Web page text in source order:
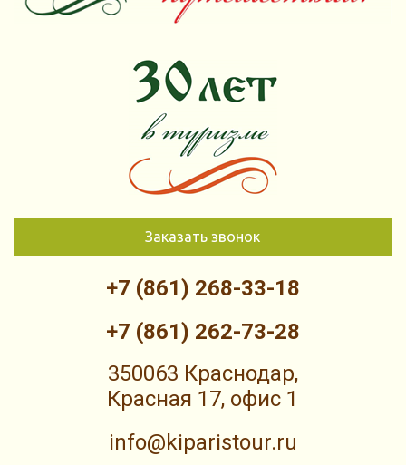
Заказать звонок
+7 (861) 268-33-18
+7 (861) 262-73-28
350063 Краснодар,
Красная 17, офис 1
info@kiparistour.ru